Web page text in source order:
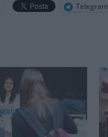
Telegram